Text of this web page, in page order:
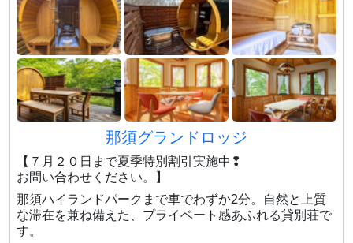
那須グランドロッジ
【７月２０日まで夏季特別割引実施中❢
お問い合わせください。】
那須ハイランドパークまで車でわずか2分。自然と上質
な滞在を兼ね備えた、プライベート感あふれる貸別荘で
す。